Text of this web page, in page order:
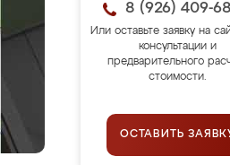
8 (926) 409-
Или оставьте заявку на
консультации и
предварительного
стоимости.
ОСТАВИТЬ